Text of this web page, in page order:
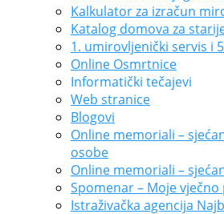
Kalkulator za izračun
Katalog domova za
1. umirovljenički servis i
Online Osmrtnice
Informatički tečajevi
Web stranice
Blogovi
Online memoriali –
osobe
Online memoriali –
Spomenar – Moje
Istraživačka agencija